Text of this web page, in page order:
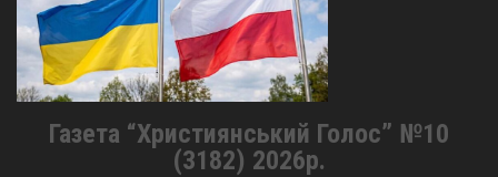
Газета “Християнський Голос” №10
(3182) 2026р.